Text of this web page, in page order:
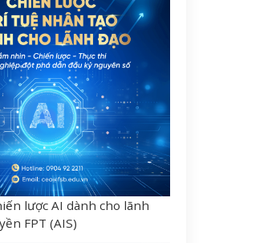
lược AI dành cho lãnh
FPT (AIS)